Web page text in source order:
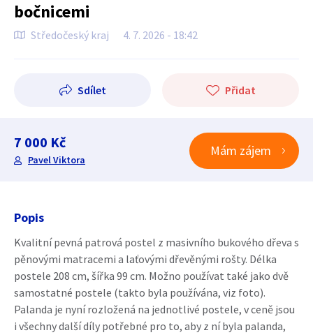
bočnicemi
Středočeský kraj 4. 7. 2026 - 18:42
Sdílet Přidat
7 000 Kč
Pavel Viktora
Mám zájem
Popis
Kvalitní pevná patrová postel z masivního bukového dřeva s
pěnovými matracemi a laťovými dřevěnými rošty. Délka
postele 208 cm, šířka 99 cm. Možno používat také jako dvě
samostatné postele (takto byla používána, viz foto).
Palanda je nyní rozložená na jednotlivé postele, v ceně jsou
i všechny další díly potřebné pro to, aby z ní byla palanda,